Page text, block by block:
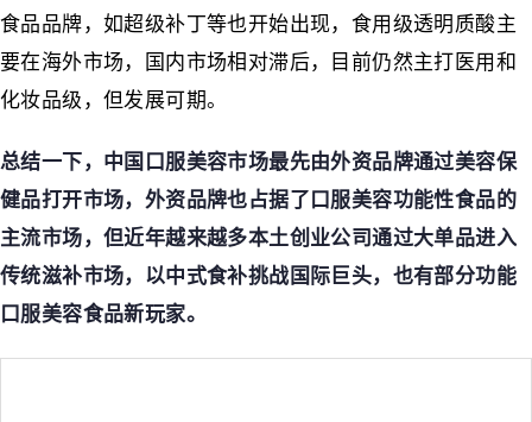
食品品牌，如超级补丁等也开始出现，食用级透明质酸主
要在海外市场，国内市场相对滞后，目前仍然主打医用和
化妆品级，但发展可期。
总结一下，中国口服美容市场最先由外资品牌通过美容保
健品打开市场，外资品牌也占据了口服美容功能性食品的
主流市场，但近年越来越多本土创业公司通过大单品进入
传统滋补市场，以中式食补挑战国际巨头，也有部分功能
口服美容食品新玩家。